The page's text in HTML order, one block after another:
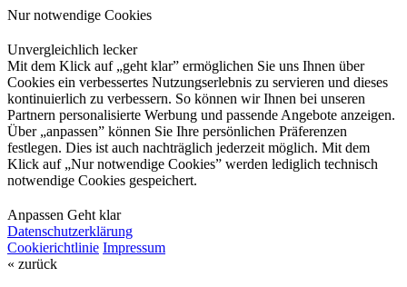
Nur notwendige Cookies
Unvergleichlich lecker
Mit dem Klick auf „geht klar” ermöglichen Sie uns Ihnen über
Cookies ein verbessertes Nutzungserlebnis zu servieren und dieses
kontinuierlich zu verbessern. So können wir Ihnen bei unseren
Partnern personalisierte Werbung und passende Angebote anzeigen.
Über „anpassen” können Sie Ihre persönlichen Präferenzen
festlegen. Dies ist auch nachträglich jederzeit möglich. Mit dem
Klick auf „Nur notwendige Cookies” werden lediglich technisch
notwendige Cookies gespeichert.
Anpassen Geht klar
Datenschutzerklärung
Cookierichtlinie Impressum
« zurück